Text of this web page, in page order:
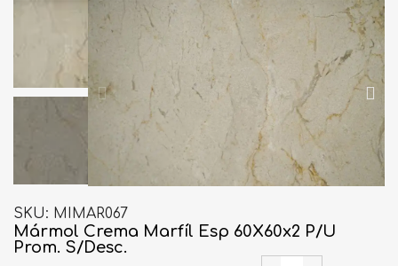
SKU MIMAR067
Mármol Crema Marfíl Esp 60X60x2 P/U
Prom. S/Desc.